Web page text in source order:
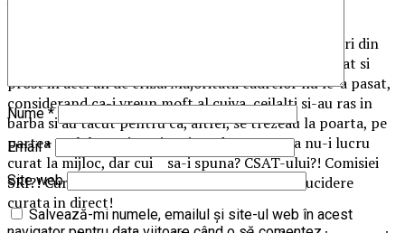
Oportunitatea si utilitatea acelei asa-zise rebranduiri din
2010 sunt totalmente sub semnul intrebarii si a picat si
prost in acel an de criza. Majoritatii cadrelor nu le-a pasat,
considerand ca-i vreun moft al cuiva, ceilalti si-au ras in
barba si au tacut pentru ca, altfel, se trezeau la poarta, pe
partea cealalta a ei. Cativa si-au dat seama ca nu-i lucru
curat la mijloc, dar cui sa-i spuna? CSAT-ului?! Comisiei
SRI?! Curtii de Conturi?! Sa fim seriosi, era sinucidere
curata in direct!
Nume*
Email*
Site web
Salvează-mi numele, emailul și site-ul web în acest